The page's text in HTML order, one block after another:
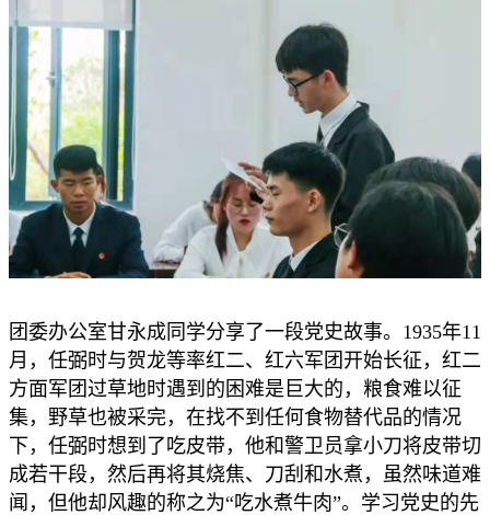
团委办公室甘永成同学分享了一段党史故事。1935年11
月，任弼时与贺龙等率红二、红六军团开始长征，红二
方面军团过草地时遇到的困难是巨大的，粮食难以征
集，野草也被采完，在找不到任何食物替代品的情况
下，任弼时想到了吃皮带，他和警卫员拿小刀将皮带切
成若干段，然后再将其烧焦、刀刮和水煮，虽然味道难
闻，但他却风趣的称之为“吃水煮牛肉”。学习党史的先